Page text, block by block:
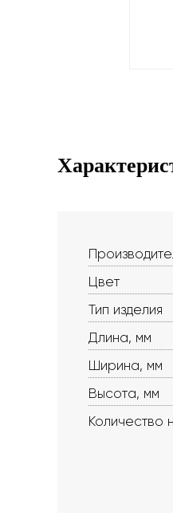
Цвет
Тип изделия
Длина, мм
Ширина, мм
Высота, мм
Количество